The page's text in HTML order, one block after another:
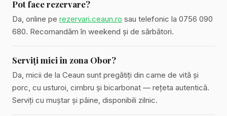
Pot face rezervare?
Da, online pe rezervari.ceaun.ro sau telefonic la 0756 090
680. Recomandăm în weekend și de sărbători.
Serviți mici în zona Obor?
Da, micii de la Ceaun sunt pregătiți din carne de vită și
porc, cu usturoi, cimbru și bicarbonat — rețeta autentică.
Serviți cu muștar și pâine, disponibili zilnic.